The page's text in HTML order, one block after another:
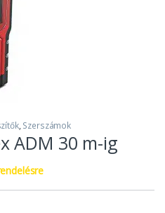
, Szerszámok
ADM 30 m-ig